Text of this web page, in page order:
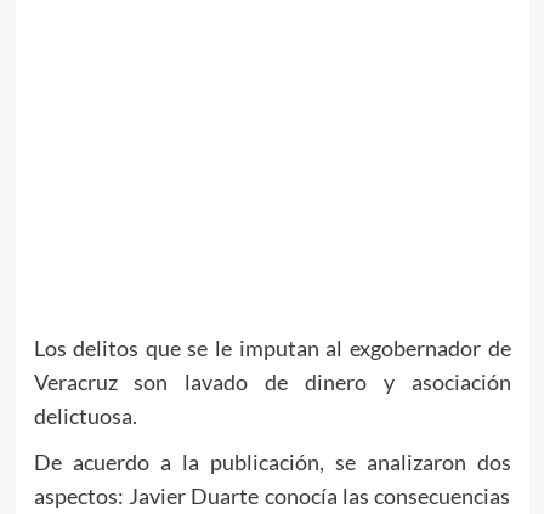
Los delitos que se le imputan al exgobernador de
Veracruz son lavado de dinero y asociación
delictuosa.
De acuerdo a la publicación, se analizaron dos
aspectos: Javier Duarte conocía las consecuencias